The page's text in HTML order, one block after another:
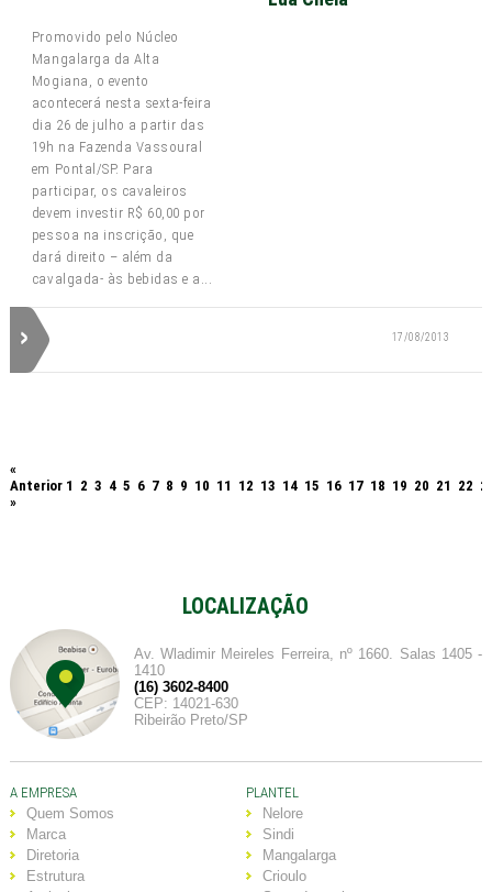
Promovido pelo Núcleo
Mangalarga da Alta
Mogiana, o evento
acontecerá nesta sexta-feira
dia 26 de julho a partir das
19h na Fazenda Vassoural
em Pontal/SP. Para
participar, os cavaleiros
devem investir R$ 60,00 por
pessoa na inscrição, que
dará direito – além da
cavalgada- às bebidas e a...
17/08/2013
«
Anterior 1 2 3 4 5 6 7 8 9 10 11 12 13 14 15 16 17 18 19 20 21 22
»
LOCALIZAÇÃO
Av. Wladimir Meireles Ferreira, nº 1660. Salas 1405 -
1410
(16) 3602-8400
CEP: 14021-630
Ribeirão Preto/SP
A EMPRESA
Quem Somos
Marca
Diretoria
Estrutura
PLANTEL
Nelore
Sindi
Mangalarga
Crioulo